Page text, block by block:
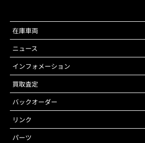
在庫車両
ニュース
インフォメーション
買取査定
バックオーダー
リンク
パーツ